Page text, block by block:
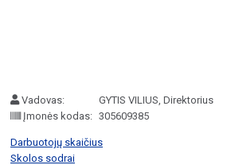
Vadovas:
GYTIS VILIUS, Direktorius
Įmonės kodas: 305609385
Darbuotojų skaičius
Skolos sodrai